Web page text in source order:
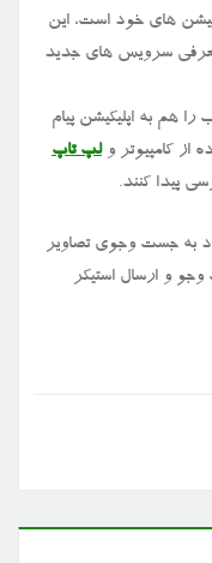
های خود است، این
سرویس های جدید
را هم به اپلیکیشن پیام
از کامپیوتر ولپ تاپ
پیدا کنند.
به جست وجوی تصاویر
و ارسال استیکر